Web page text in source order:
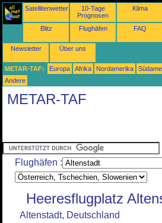
Satellitenwetter
10-Tage
Prognosen
Klima
Blitz Flughäfen FAQ
Newsletter Über uns
METAR-TAF: Europa Afrika Nordamerika
Andere
METAR-TAF
Flughäfen :
Heeresflugplatz
Altenstadt, Deutschland